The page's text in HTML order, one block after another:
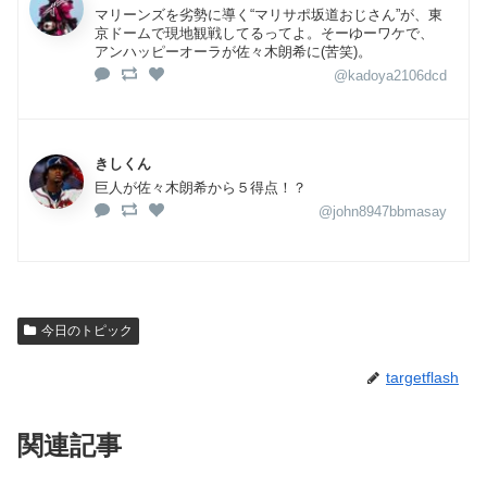
マリーンズを劣勢に導く“マリサポ坂道おじさん”が、東
京ドームで現地観戦してるってよ。そーゆーワケで、
アンハッピーオーラが佐々木朗希に(苦笑)。
@kadoya2106dcd
きしくん
巨人が佐々木朗希から５得点！？
@john8947bbmasay
今日のトピック
targetflash
関連記事